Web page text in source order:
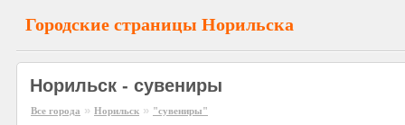
Городские страницы Норильска
Норильск - сувениры
Все города » Норильск » "сувениры"